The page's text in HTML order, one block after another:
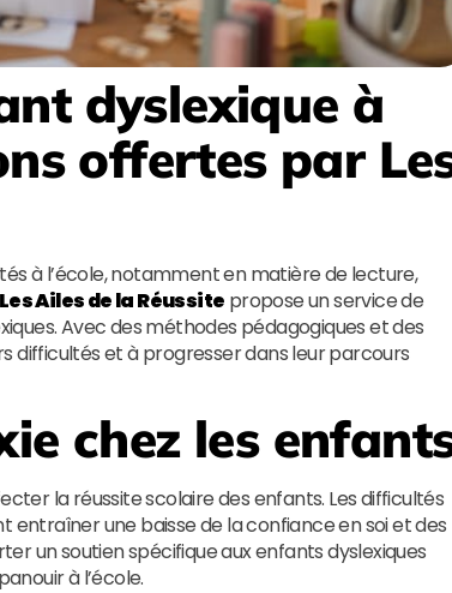
dyslexique à
offertes par
à l’école, notamment en matière de lecture,
Les Ailes de la Réussite propose un service de
Avec des méthodes pédagogiques et des
difficultés et à progresser dans leur parcours
chez les
la réussite scolaire des enfants. Les difficultés
une baisse de la confiance en soi et des
un soutien spécifique aux enfants dyslexiques
à l’école.